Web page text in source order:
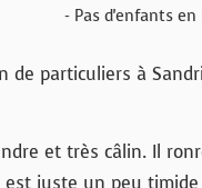
- Pas d'enfants en
particuliers à
et très câlin. Il
juste un peu